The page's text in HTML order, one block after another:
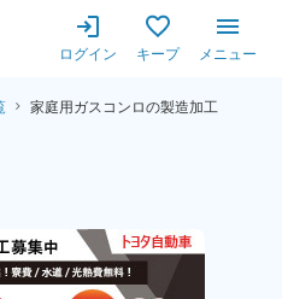
ログイン キープ メニュー
家庭用ガスコンロの製造加工
ロの製造加